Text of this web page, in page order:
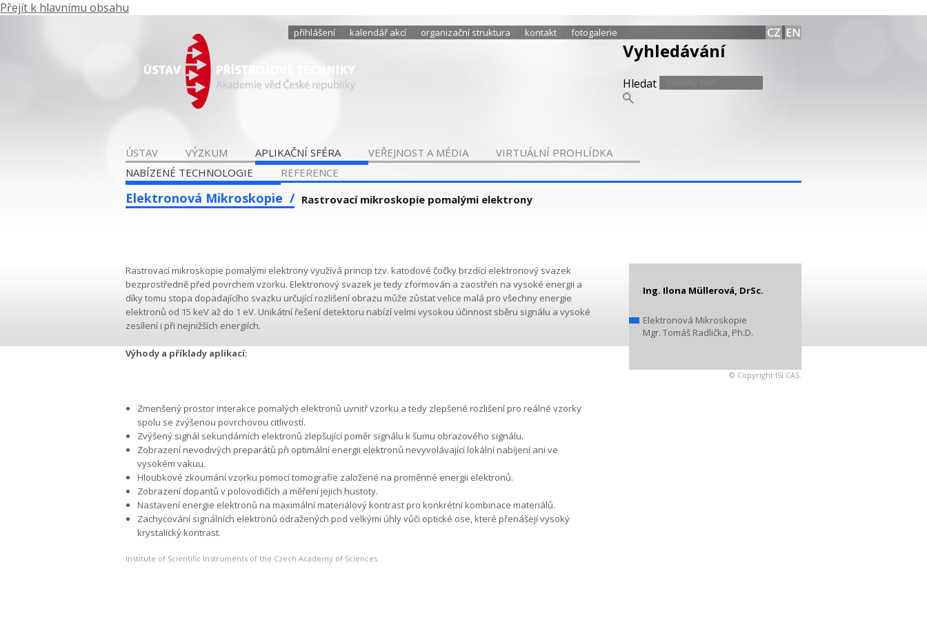
Přejít k hlavnímu obsahu
přihlášení kalendář akcí organizační struktura kontakt fotogalerie
Vyhledávání
Hledat
ÚSTAV VÝZKUM APLIKAČNÍ SFÉRA VEŘEJNOST A MÉDIA
VIRTUÁLNÍ PROHLÍDKA
NABÍZENÉ TECHNOLOGIE
REFERENCE
Elektronová Mikroskopie Rastrovací mikroskopie pomalými elektrony
Rastrovací mikroskopie pomalými elektrony využívá princip tzv. katodové čočky brzdící elektronový svazek
bezprostředně před povrchem vzorku. Elektronový svazek je tedy zformován a zaostřen na vysoké energii a
díky tomu stopa dopadajícího svazku určující rozlišení obrazu může zůstat velice malá pro všechny energie
elektronů od 15 keV až do 1 eV. Unikátní řešení detektoru nabízí velmi vysokou účinnost sběru signálu a vysoké
zesílení i při nejnižších energiích.
Výhody a příklady aplikací:
Zmenšený prostor interakce pomalých elektronů uvnitř vzorku a tedy zlepšené rozlišení pro reálné vzorky
spolu se zvýšenou povrchovou citlivostí.
Zvýšený signál sekundárních elektronů zlepšující poměr signálu k šumu obrazového signálu.
Zobrazení nevodivých preparátů při optimální energii elektronů nevyvolávající lokální nabíjení ani ve
vysokém vakuu.
Hloubkové zkoumání vzorku pomocí tomografie založené na proměnné energii elektronů.
Zobrazení dopantů v polovodičích a měření jejich hustoty.
Nastavení energie elektronů na maximální materiálový kontrast pro konkrétní kombinace materiálů.
Zachycování signálních elektronů odražených pod velkými úhly vůči optické ose, které přenášejí vysoký
krystalický kontrast.
Ing. Ilona Müllerová, DrSc.
Elektronová Mikroskopie
Mgr. Tomáš Radlička, Ph.D.
© Copyright ISI CAS.
Institute of Scientific Instruments of the Czech Academy of Sciences